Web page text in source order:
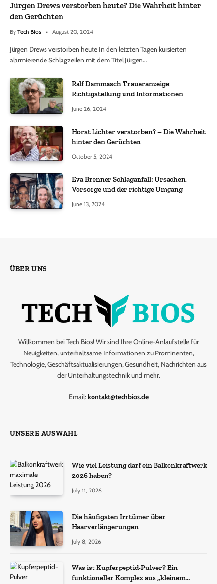
Jürgen Drews verstorben heute? Die Wahrheit hinter
den Gerüchten
By Tech Bios August 20, 2024
Jürgen Drews verstorben heute In den letzten Tagen kursierten
alarmierende Schlagzeilen mit dem Titel Jürgen…
Ralf Dammasch Traueranzeige:
Richtigstellung und Informationen
June 26, 2024
Horst Lichter verstorben? – Die Wahrheit
hinter den Gerüchten
October 5, 2024
Eva Brenner Schlaganfall: Ursachen,
Vorsorge und der richtige Umgang
June 13, 2024
ÜBER UNS
Willkommen bei Tech Bios! Wir sind Ihre Online-Anlaufstelle für
Neuigkeiten, unterhaltsame Informationen zu Prominenten,
Technologie, Geschäftsaktualisierungen, Gesundheit, Nachrichten aus
der Unterhaltungstechnik und mehr.
Email: kontakt@techbios.de
UNSERE AUSWAHL
Wie viel Leistung darf ein Balkonkraftwerk
2026 haben?
July 11, 2026
Die häufigsten Irrtümer über
Haarverlängerungen
July 8, 2026
Was ist Kupferpeptid-Pulver? Ein
funktioneller Komplex aus „kleinem